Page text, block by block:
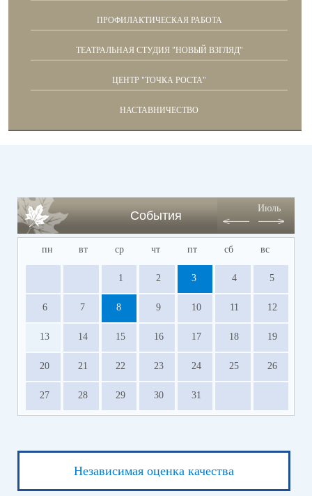
ПРОФИЛАКТИЧЕСКАЯ РАБОТА
ТЕАТРАЛЬНАЯ СТУДИЯ "НОВЫЙ ВЗГЛЯД"
ЦЕНТР "ТОЧКА РОСТА"
НАСТАВНИЧЕСТВО
События
Июль
пн вт ср чт пт сб вс
1 2 3 4 5
6 7 8 9 10 11 12
13 14 15 16 17 18 19
20 21 22 23 24 25 26
27 28 29 30 31
Независимая оценка качества